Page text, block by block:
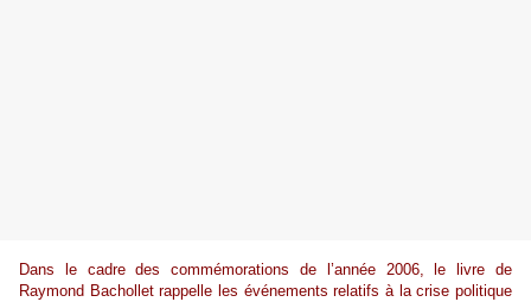
Dans le cadre des commémorations de l’année 2006, le livre de
Raymond Bachollet rappelle les événements relatifs à la crise politique